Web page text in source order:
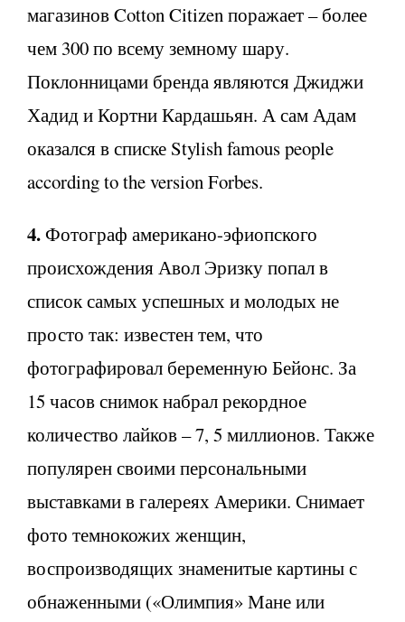
магазинов Cotton Citizen поражает – более
чем 300 по всему земному шару.
Поклонницами бренда являются Джиджи
Хадид и Кортни Кардашьян. А сам Адам
оказался в списке Stylish famous people
according to the version Forbes.
4.Фотограф американо-эфиопского
происхождения Авол Эризку попал в
список самых успешных и молодых не
просто так: известен тем, что
фотографировал беременную Бейонс. За
15 часов снимок набрал рекордное
количество лайков – 7, 5 миллионов. Также
популярен своими персональными
выставками в галереях Америки. Снимает
фото темнокожих женщин,
воспроизводящих знаменитые картины с
обнаженными («Олимпия» Мане или